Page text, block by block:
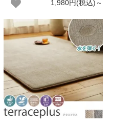
1,980円(税込)～